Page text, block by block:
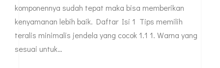
komponennya sudah tepat maka bisa memberikan
kenyamanan lebih baik. Daftar Isi 1 Tips memilih
teralis minimalis jendela yang cocok 1.1 1. Warna yang
sesuai untuk…